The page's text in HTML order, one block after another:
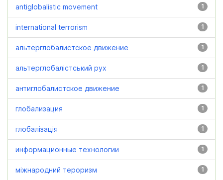
1
antiglobalistic movement
1
international terrorism
1
альтерглобалистское движение
1
альтерглобалістський рух
1
антиглобалистское движение
1
глобализация
1
глобалізація
1
информационные технологии
1
міжнародний тероризм